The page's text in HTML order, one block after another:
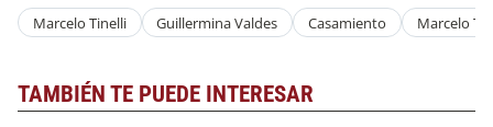
Marcelo Tinelli Guillermina Valdes Casamiento Marcelo
TAMBIÉN TE PUEDE INTERESAR